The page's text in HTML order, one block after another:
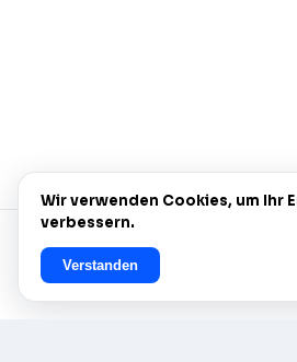
Wir verwenden Cookies, um Ihr
verbessern.
Verstanden